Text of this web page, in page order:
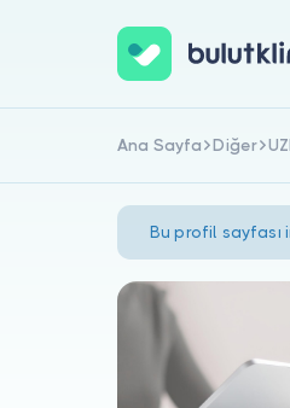
Ana Sayfa Diğer
Bu profil